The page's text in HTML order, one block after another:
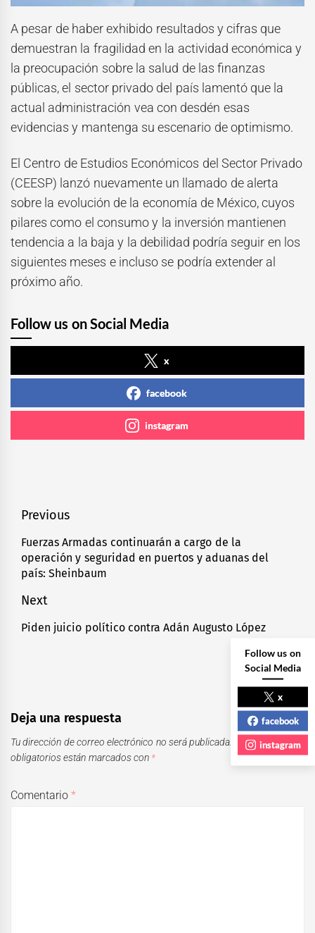
A pesar de haber exhibido resultados y cifras que
demuestran la fragilidad en la actividad económica y
la preocupación sobre la salud de las finanzas
públicas, el sector privado del país lamentó que la
actual administración vea con desdén esas
evidencias y mantenga su escenario de optimismo.
El Centro de Estudios Económicos del Sector Privado
(CEESP) lanzó nuevamente un llamado de alerta
sobre la evolución de la economía de México, cuyos
pilares como el consumo y la inversión mantienen
tendencia a la baja y la debilidad podría seguir en los
siguientes meses e incluso se podría extender al
próximo año.
Follow us on Social Media
x
facebook
instagram
Navegación
de
entradas
Previous
Previous
post:
Fuerzas Armadas continuarán a cargo de la
operación y seguridad en puertos y aduanas del
país: Sheinbaum
Next
Next
Piden juicio político contra Adán Augusto López
Deja una respuesta
Tu dirección de correo electrónico no será publicada.
Los campos
obligatorios están marcados con *
Comentario*
Follow us on
Social Media
x
facebook
instagram